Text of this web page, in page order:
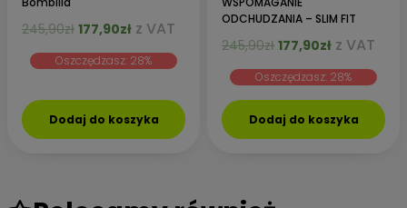
245,90zł Pierwotna
wynosiła:
177,90złAktualna
wynosi:
z VAT
Oszczędzasz: 28%
Dodaj do koszyka
ODCHUDZANIA – SLIM FIT
245,90zł Pierwotna
wynosiła:
245,90zł.
177,90złAktualna
wynosi:
177,90zł.
z VAT
Oszczędzasz: 28%
Dodaj do koszyka